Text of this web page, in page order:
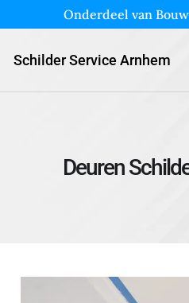
Onderdeel van
Schilder Service Arnhem
Deuren